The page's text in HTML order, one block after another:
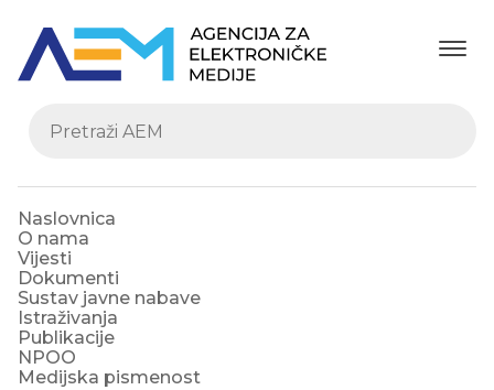
Naslovnica
O nama
Vijesti
Dokumenti
Sustav javne nabave
Istraživanja
Publikacije
NPOO
Medijska pismenost